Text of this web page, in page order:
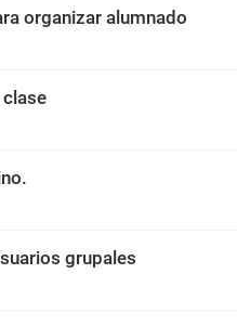
organizar alumnado
clase
grupales